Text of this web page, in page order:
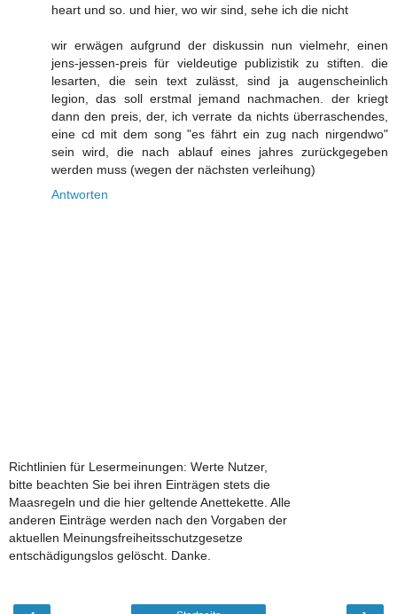
heart und so. und hier, wo wir sind, sehe ich die nicht
wir erwägen aufgrund der diskussin nun vielmehr, einen
jens-jessen-preis für vieldeutige publizistik zu stiften. die
lesarten, die sein text zulässt, sind ja augenscheinlich
legion, das soll erstmal jemand nachmachen. der kriegt
dann den preis, der, ich verrate da nichts überraschendes,
eine cd mit dem song "es fährt ein zug nach nirgendwo"
sein wird, die nach ablauf eines jahres zurückgegeben
werden muss (wegen der nächsten verleihung)
Antworten
Richtlinien für Lesermeinungen: Werte Nutzer,
bitte beachten Sie bei ihren Einträgen stets die
Maasregeln und die hier geltende Anettekette. Alle
anderen Einträge werden nach den Vorgaben der
aktuellen Meinungsfreiheitsschutzgesetze
entschädigungslos gelöscht. Danke.